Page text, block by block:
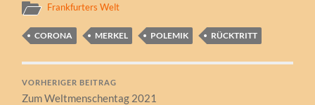
Frankfurters Welt
CORONA MERKEL POLEMIK RÜCKTRITT
VORHERIGER BEITRAG
Zum Weltmenschentag 2021